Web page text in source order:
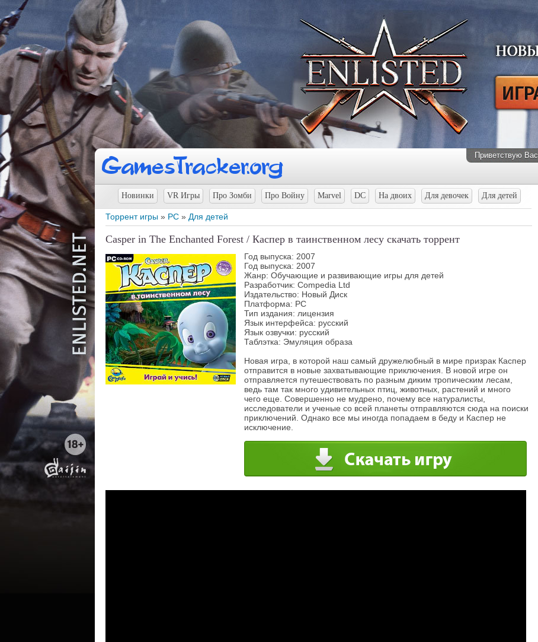
Приветствую Вас
Новинки VR Игры Про Зомби Про Войну Marvel DC На двоих Для девочек Для детей
Торрент игры » PC » Для детей
Casper in The Enchanted Forest / Каспер в таинственном лесу скачать торрент
Год выпуска: 2007
Год выпуска: 2007
Жанр: Обучающие и развивающие игры для детей
Разработчик: Compedia Ltd
Издательство: Новый Диск
Платформа: PC
Тип издания: лицензия
Язык интерфейса: русский
Язык озвучки: русский
Таблэтка: Эмуляция образа
Новая игра, в которой наш самый дружелюбный в мире призрак Каспер
отправится в новые захватывающие приключения. В новой игре он
отправляется путешествовать по разным диким тропическим лесам,
ведь там так много удивительных птиц, животных, растений и много
чего еще. Совершенно не мудрено, почему все натуралисты,
исследователи и ученые со всей планеты отправляются сюда на поиски
приключений. Однако все мы иногда попадаем в беду и Каспер не
исключение.